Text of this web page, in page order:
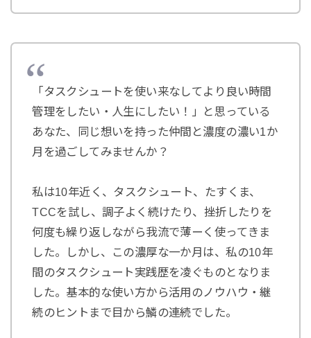
「タスクシュートを使い来なしてより良い時間
管理をしたい・人生にしたい！」と思っている
あなた、同じ想いを持った仲間と濃度の濃い1か
月を過ごしてみませんか？
私は10年近く、タスクシュート、たすくま、
TCCを試し、調子よく続けたり、挫折したりを
何度も繰り返しながら我流で薄ーく使ってきま
した。しかし、この濃厚な一か月は、私の10年
間のタスクシュート実践歴を凌ぐものとなりま
した。基本的な使い方から活用のノウハウ・継
続のヒントまで目から鱗の連続でした。